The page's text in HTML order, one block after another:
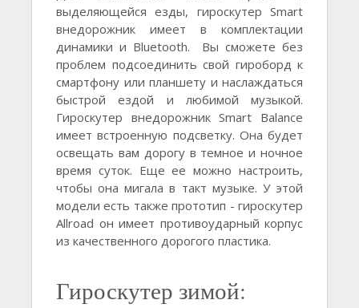
выделяющейся езды, гироскутер Smart
внедорожник имеет в комплектации
динамики и Bluetooth. Вы сможете без
проблем подсоединить свой гироборд к
смартфону или планшету и наслаждаться
быстрой ездой и любимой музыкой.
Гироскутер внедорожник Smart Balance
имеет встроенную подсветку. Она будет
освещать вам дорогу в темное и ночное
время суток. Еще ее можно настроить,
чтобы она мигала в такт музыке. У этой
модели есть также прототип - гироскутер
Allroad он имеет противоударный корпус
из качественного дорогого пластика.
Гироскутер зимой: